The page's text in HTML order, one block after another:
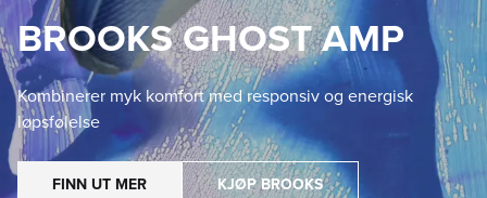
BROOKS GHOST AMP
Kombinerer myk komfort med responsiv og energisk
løpsfølelse
FINN UT MER KJØP BROOKS